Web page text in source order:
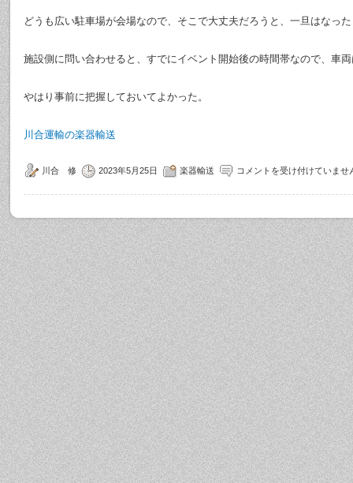
どうも広い駐車場が会場なので、そこで大丈夫だろうと、一旦はなっ
施設側に問い合わせると、すでにイベント開始後の時間帯なので、車
やはり事前に把握しておいてよかった。
川合運輸の楽器輸送
川合 修 2023年5月25日 楽器輸送 コメントを受け付けていませ